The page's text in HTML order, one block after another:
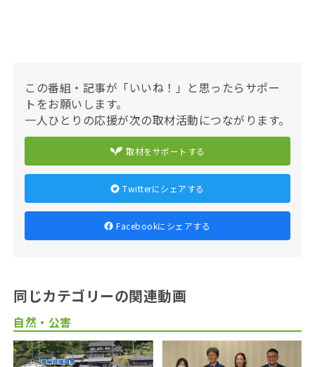
この番組・記事が「いいね！」と思ったらサポー
トをお願いします。
一人ひとりの応援が次の取材活動につながります。
取材をサポートする
Twitterにシェアする
Facebookにシェアする
同じカテゴリーの関連動画
自然・公害